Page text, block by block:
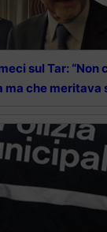
sul Tar: “Non
che meritava